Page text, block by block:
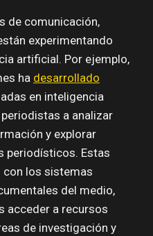
de comunicación,
experimentando
artificial. Por ejemplo,
ha desarrollado
en inteligencia
a analizar
y explorar
periodísticos. Estas
con los sistemas
del medio,
acceder a recursos
de investigación y